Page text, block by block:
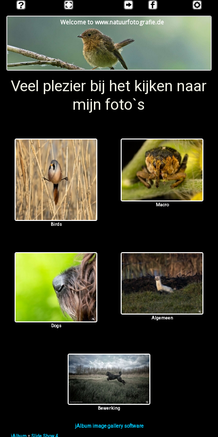
Welcome to www.natuurfotografie.de
Veel plezier bij het kijken naar
mijn foto`s
Birds
Macro
Dogs
Algemeen
Bewerking
jAlbum image gallery software
jAlbum + Slide Show 4